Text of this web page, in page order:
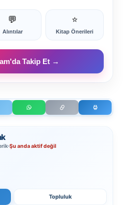
💬
Alıntılar
⭐
Kitap Önerileri
Takip Et →
Şu anda aktif değil
Topluluk